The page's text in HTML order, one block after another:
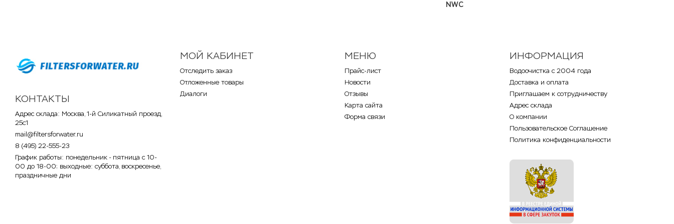
NWC
КОНТАКТЫ
Адрес склада: Москва, 1-й Силикатный проезд,
25с1
mail@filtersforwater.ru
8 (495) 22-555-23
График работы: понедельник - пятница с 10-
00 до 18-00; выходные: суббота, воскресенье,
праздничные дни
МОЙ КАБИНЕТ
Отследить заказ
Отложенные товары
Диалоги
МЕНЮ
Прайс-лист
Новости
Отзывы
Карта сайта
Форма связи
ИНФОРМАЦИЯ
Водоочистка с 2004 года
Доставка и оплата
Приглашаем к сотрудничеству
Адрес склада
О компании
Пользовательское Соглашение
Политика конфиденциальности